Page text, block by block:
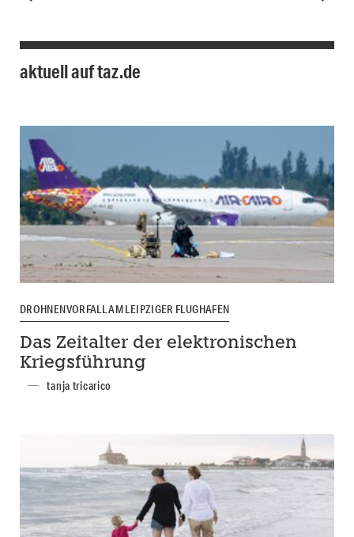
aktuell auf taz.de
DROHNENVORFALL AM LEIPZIGER FLUGHAFEN
Das Zeitalter der elektronischen
Kriegsführung
tanja tricarico